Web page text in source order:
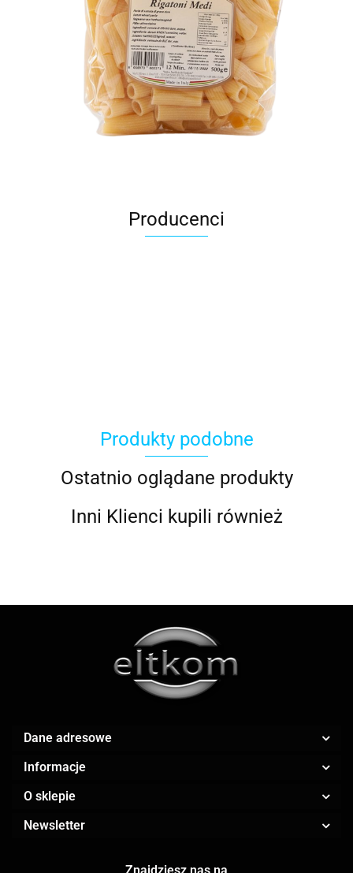
Producenci
ACOOL TOY
AMAZFIT
Produkty podobne
Ostatnio oglądane produkty
Inni Klienci kupili również
Dane adresowe
Informacje
O sklepie
Newsletter
Znajdziesz nas na